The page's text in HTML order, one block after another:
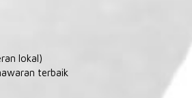
lokal)
terbaik